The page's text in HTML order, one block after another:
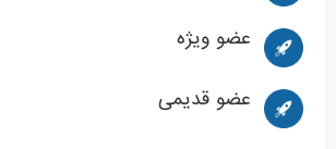
عضو ویژه
عضو قدیمی